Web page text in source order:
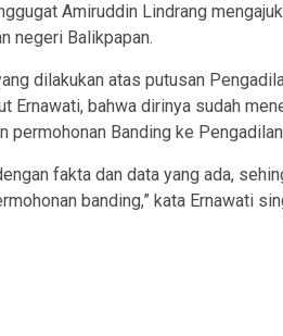
Amiruddin Lindrang
negeri Balikpapan.
dilakukan atas putusan
Ernawati, bahwa dirinya sudah
permohonan Banding ke
fakta dan data yang ada,
banding,” kata Ernawati